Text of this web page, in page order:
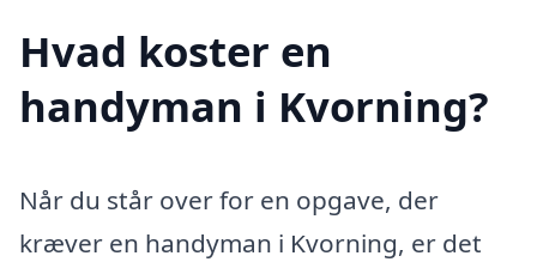
Hvad koster en
handyman i Kvorning?
Når du står over for en opgave, der
kræver en handyman i Kvorning, er det